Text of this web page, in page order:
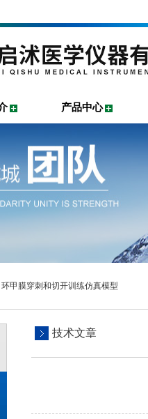
产品中心
甲膜穿刺和切开训练仿真模型
技术文章